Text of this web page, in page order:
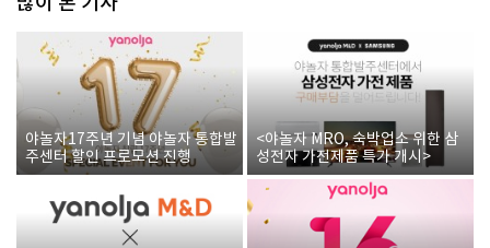
야놀자17주년 기념 야놀자 통합발
주센터 할인 프로모션 진행
<야놀자 MRO, 숙박업소 위한 삼
성전자 가전제품 특가 개시>